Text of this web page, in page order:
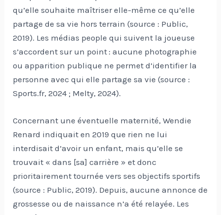
qu’elle souhaite maîtriser elle-même ce qu’elle
partage de sa vie hors terrain (source : Public,
2019). Les médias people qui suivent la joueuse
s’accordent sur un point : aucune photographie
ou apparition publique ne permet d’identifier la
personne avec qui elle partage sa vie (source :
Sports.fr, 2024 ; Melty, 2024).
Concernant une éventuelle maternité, Wendie
Renard indiquait en 2019 que rien ne lui
interdisait d’avoir un enfant, mais qu’elle se
trouvait « dans [sa] carrière » et donc
prioritairement tournée vers ses objectifs sportifs
(source : Public, 2019). Depuis, aucune annonce de
grossesse ou de naissance n’a été relayée. Les